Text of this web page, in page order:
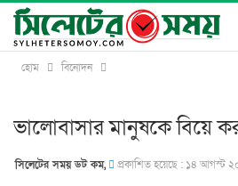
হোম বিনোদন
ভালোবাসার মানুষকে বিয়ে
সিলেটের সময় ডট কম, প্রকাশিত হয়েছে : ১৪ আগস্ট